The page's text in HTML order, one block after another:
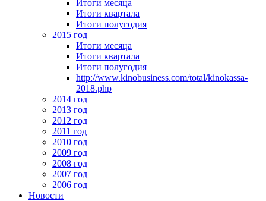
Итоги месяца
Итоги квартала
Итоги полугодия
2015 год
Итоги месяца
Итоги квартала
Итоги полугодия
http://www.kinobusiness.com/total/kinokassa-
2018.php
2014 год
2013 год
2012 год
2011 год
2010 год
2009 год
2008 год
2007 год
2006 год
Новости